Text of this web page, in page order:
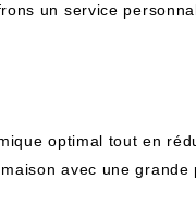
un service
optimal tout en
avec une